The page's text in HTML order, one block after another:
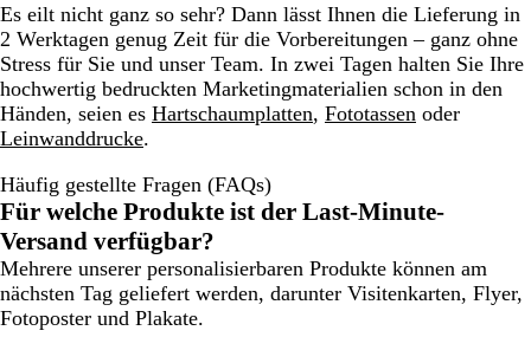
Es eilt nicht ganz so sehr? Dann lässt Ihnen die Lieferung in
2 Werktagen genug Zeit für die Vorbereitungen – ganz ohne
Stress für Sie und unser Team. In zwei Tagen halten Sie Ihre
hochwertig bedruckten Marketingmaterialien schon in den
Händen, seien es Hartschaumplatten, Fototassen oder
Leinwanddrucke.
Häufig gestellte Fragen (FAQs)
Für welche Produkte ist der Last-Minute-
Versand verfügbar?
Mehrere unserer personalisierbaren Produkte können am
nächsten Tag geliefert werden, darunter Visitenkarten, Flyer,
Fotoposter und Plakate.